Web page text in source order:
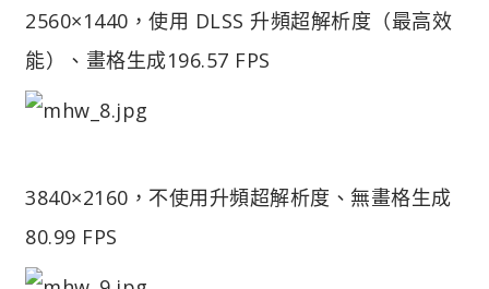
2560×1440，使用 DLSS 升頻超解析度（最高效
能）、畫格生成196.57 FPS
3840×2160，不使用升頻超解析度、無畫格生成
80.99 FPS